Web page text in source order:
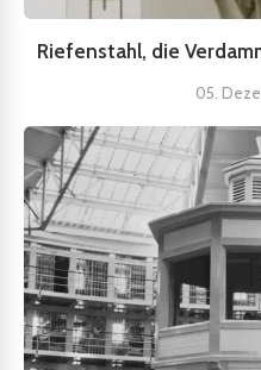
Riefenstahl, die
05.